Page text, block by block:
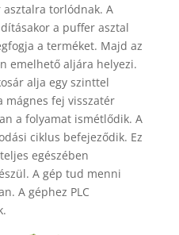
torlódnak. A
a puffer asztal
a terméket. Majd az
emelhető aljára helyezi.
alja egy szinttel
mágnes fej visszatér
a folyamat ismétlődik. A
ciklus befejeződik. Ez
egészében
A gép tud menni
A géphez PLC